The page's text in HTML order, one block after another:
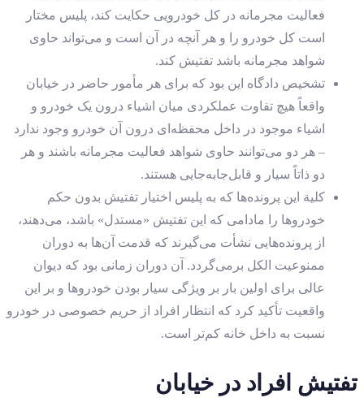
فعالیت مجرمانه در کل خودرویی حکایت کند، پلیس مختار
است کل خودرو را و هر آنچه در آن است و می‌تواند حاوی
شواهد مجرمانه باشد تفتیش کند.
تشخیص دادگاه این بود که برای هر مأمور حاضر در خیابان
واقعاً هیچ تفاوت عملکردی میان اشیاء درون یک خودرو و
اشیاء موجود در داخل محفظه‌ای درون آن خودرو وجود ندارد
– هر دو می‌توانند حاوی شواهد فعالیت مجرمانه باشند و هر
دو ذاتاً سیار و قابل‌جابه‌جایی هستند.
کلیة این پرونده‌ها که به پلیس اختیار تفتیش بدون حکم
خودروها را مادامی که این تفتیش «مستدل» باشد، می‌دهند،
از پرونده‌‌هایی نشأت می‌‌گیرند که قدمت آن‌‌ها به دوران
ممنوعیت الکل برمی‌گردد. آن دوران زمانی بود که دیوان
عالی برای اولین بار بر ویژگی سیار بودن خودروها و بر این
واقعیت تأکید کرد که انتظار افراد از حریم خصوصی در خودرو
نسبت به داخل خانه کم‌تر است.
تفتیش افراد در خیابان